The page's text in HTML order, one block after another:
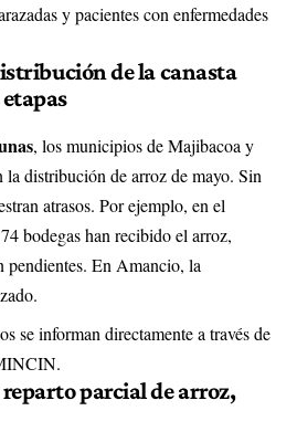
y pacientes con enfermedades
de la canasta
, los municipios de Majibacoa y
distribución de arroz de mayo. Sin
atrasos. Por ejemplo, en el
bodegas han recibido el arroz,
pendientes. En Amancio, la
se informan directamente a través de
parcial de arroz,